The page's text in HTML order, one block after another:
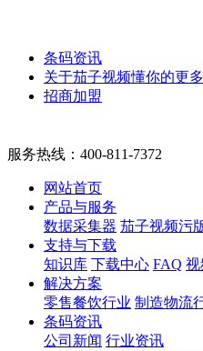
条码资讯
关于茄子视频懂你的更多
招商加盟
服务热线： 400-811-7372
网站首页
产品与服务
数据采集器 茄子视频污
支持与下载
知识库 下载中心 FAQ 视
解决方案
零售餐饮行业 制造物流
条码资讯
公司新闻 行业资讯